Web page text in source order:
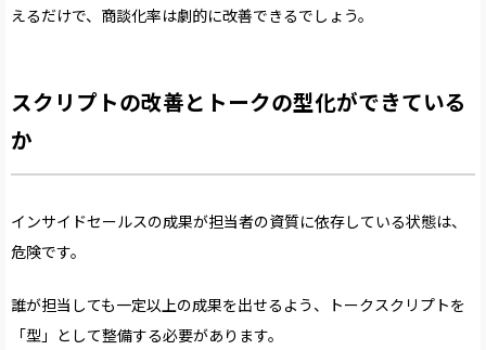
えるだけで、商談化率は劇的に改善できるでしょう。
スクリプトの改善とトークの型化ができている
か
インサイドセールスの成果が担当者の資質に依存している状態は、
危険です。
誰が担当しても一定以上の成果を出せるよう、トークスクリプトを
「型」として整備する必要があります。